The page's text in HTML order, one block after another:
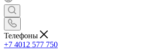
Телефоны
+7 4012 577 750